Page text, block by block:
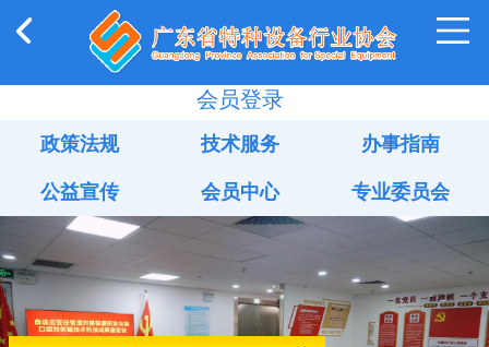
会员登录
政策法规 技术服务 办事指南
公益宣传 会员中心 专业委员会